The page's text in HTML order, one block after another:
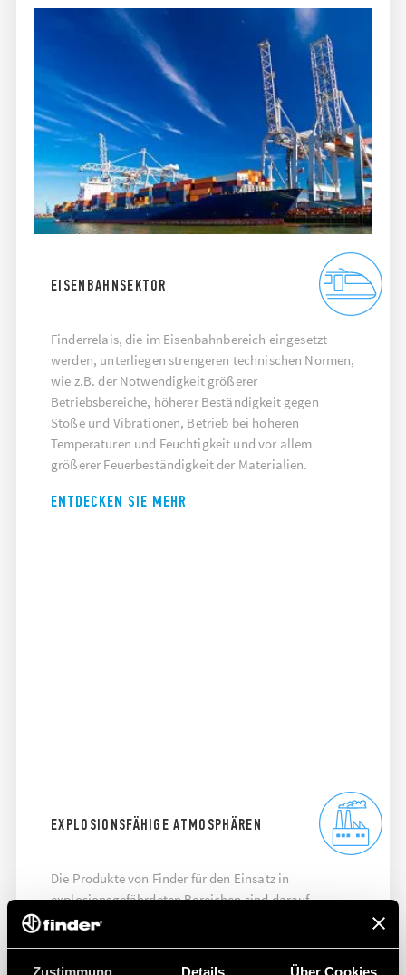
Zustimmung Details Über Cookies
EISENBAHNSEKTOR
Finderrelais, die im Eisenbahnbereich eingesetzt
werden, unterliegen strengeren technischen Normen,
wie z.B. der Notwendigkeit größerer
Betriebsbereiche, höherer Beständigkeit gegen
Stöße und Vibrationen, Betrieb bei höheren
Temperaturen und Feuchtigkeit und vor allem
größerer Feuerbeständigkeit der Materialien.
ENTDECKEN SIE MEHR
EXPLOSIONSFÄHIGE ATMOSPHÄREN
Die Produkte von Finder für den Einsatz in
explosionsgefährdeten Bereichen sind darauf
ausgelegt, die Sicherheit zu maximieren und die